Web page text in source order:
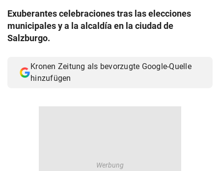
search
eingeben
© Krone Multimedia GmbH & Co KG 2026
Muthgasse 2, 1190 Wien
Exuberantes celebraciones tras las elecciones
municipales y a la alcaldía en la ciudad de
Salzburgo.
Kronen Zeitung als bevorzugte Google-Quelle
hinzufügen